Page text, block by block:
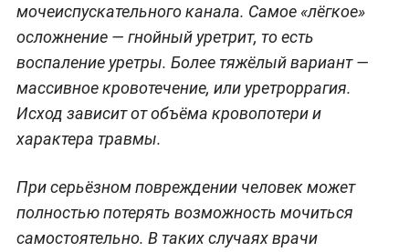
мочеиспускательного канала. Самое «лёгкое»
осложнение — гнойный уретрит, то есть
воспаление уретры. Более тяжёлый вариант —
массивное кровотечение, или уретроррагия.
Исход зависит от объёма кровопотери и
характера травмы.
При серьёзном повреждении человек может
полностью потерять возможность мочиться
самостоятельно. В таких случаях врачи